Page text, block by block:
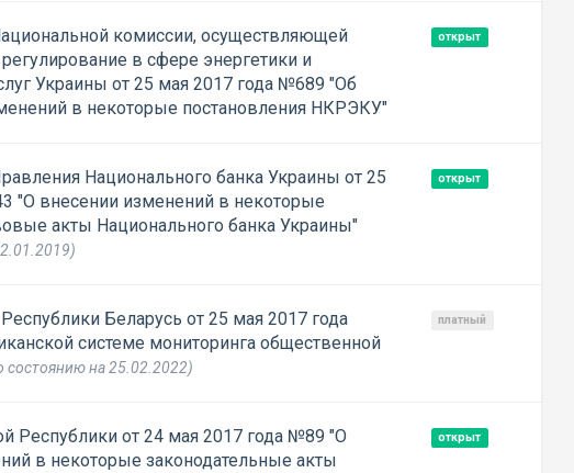
комиссии, осуществляющей
в сфере энергетики и
Украины от 25 мая 2017 года №689 "Об
в некоторые постановления НКРЭКУ"
открыт
Национального банка Украины от 25
"О внесении изменений в некоторые
акты Национального банка Украины"
открыт
Беларусь от 25 мая 2017 года
системе мониторинга общественной
состоянию на 25.02.2022)
платный
Республики от 24 мая 2017 года №89 "О
в некоторые законодательные акты
открыт